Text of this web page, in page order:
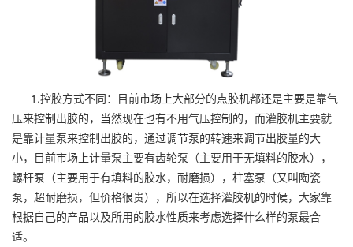
1.控胶方式不同：目前市场上大部分的点胶机都还是主要是靠气
压来控制出胶的，当然现在也有不用气压控制的，而灌胶机主要就
是靠计量泵来控制出胶的，通过调节泵的转速来调节出胶量的大
小，目前市场上计量泵主要有齿轮泵（主要用于无填料的胶水），
螺杆泵（主要用于有填料的胶水，耐磨损），柱塞泵（又叫陶瓷
泵，超耐磨损，但价格很贵），所以在选择灌胶机的时候，大家靠
根据自己的产品以及所用的胶水性质来考虑选择什么样的泵最合
适。